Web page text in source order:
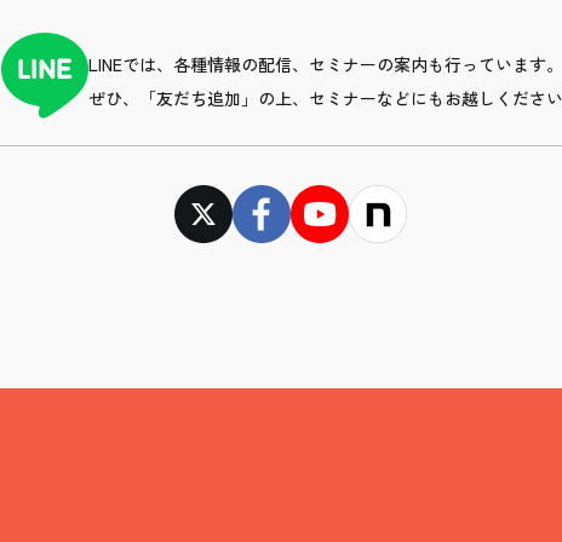
LINEでは、各種情報の配信、セミナーの案内も行っています。
ぜひ、「友だち追加」の上、セミナーなどにもお越しくださ